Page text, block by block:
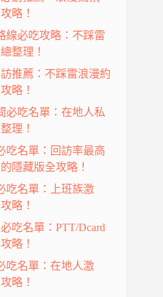
略！
線必吃攻略：不踩雷
整理！
推薦：不踩雷浪漫約
略！
必吃名單：在地人私
理！
吃名單：回訪率最高
隱藏版全攻略！
吃名單：上班族激
略！
吃名單：PTT/Dcard
略！
吃名單：在地人激
略！